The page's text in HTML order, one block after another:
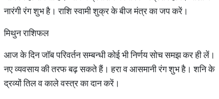
नारंगी रंग शुभ है। राशि स्वामी शुक्र के बीज मंत्र का जप करें।
मिथुन राशिफल
आज के दिन जॉब परिवर्तन सम्बन्धी कोई भी निर्णय सोच समझ कर ही लें।
नए व्यवसाय की तरफ बढ़ सकते हैं। हरा व आसमानी रंग शुभ है। शनि के
द्रव्यों तिल व काले वस्त्र का दान करें।